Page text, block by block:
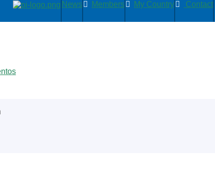
News Members My Country Contact